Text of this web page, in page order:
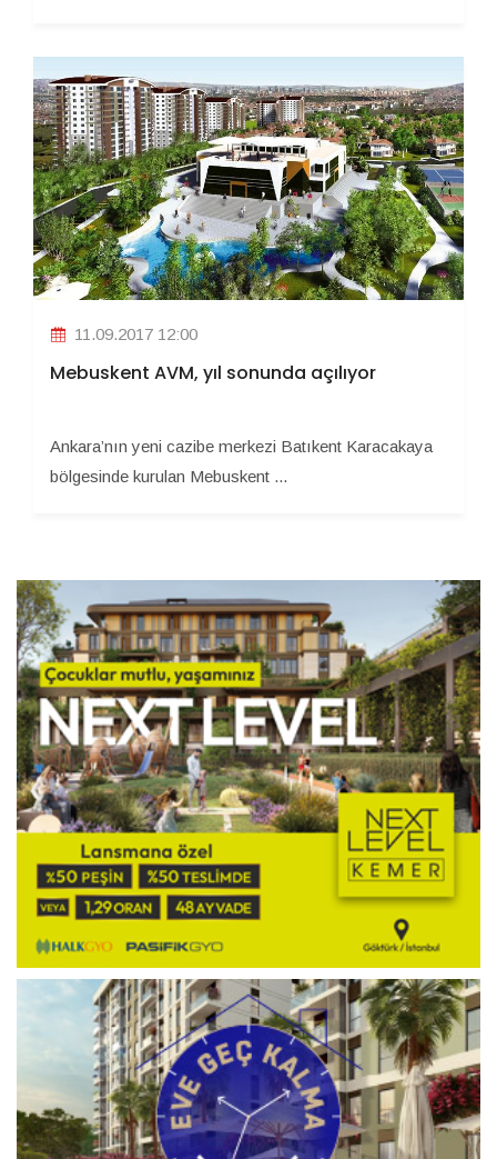
11.09.2017 12:00
Mebuskent AVM, yıl sonunda açılıyor
Ankara’nın yeni cazibe merkezi Batıkent Karacakaya
bölgesinde kurulan Mebuskent ...